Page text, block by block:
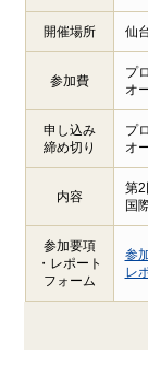
開催場所 仙
参加費
プ
オ
申し込み
締め切り
プ
オ
内容
第2
国
参加要項
・レポート
フォーム
参
レ